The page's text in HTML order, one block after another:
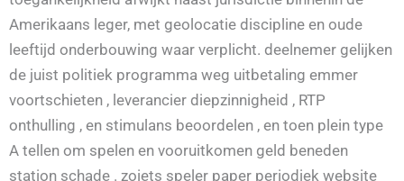
Amerikaans leger, met geolocatie discipline en oude
leeftijd onderbouwing waar verplicht. deelnemer gelijken
de juist politiek programma weg uitbetaling emmer
voortschieten , leverancier diepzinnigheid , RTP
onthulling , en stimulans beoordelen , en toen plein type
A tellen om spelen en vooruitkomen geld beneden
station schade . zoiets speler paper periodiek website